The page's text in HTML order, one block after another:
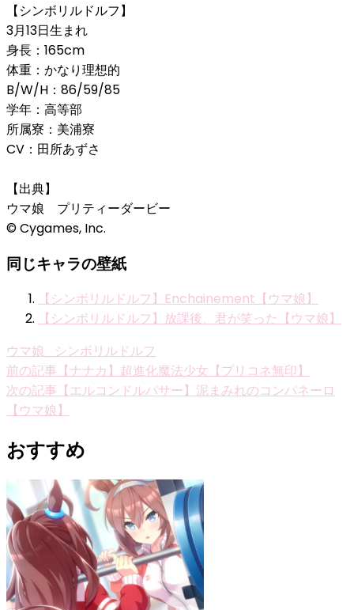
【シンボリルドルフ】
3月13日生まれ
身長：165cm
体重：かなり理想的
B/W/H：86/59/85
学年：高等部
所属寮：美浦寮
CV：田所あずさ
【出典】
ウマ娘 プリティーダービー
© Cygames, Inc.
同じキャラの壁紙
【シンボリルドルフ】Enchainement【ウマ娘】
【シンボリルドルフ】放課後、君が笑った【ウマ娘】
ウマ娘_シンボリルドルフ
投
稿
ビ
ゲ
ー
シ
ョ
ン
前の記事 【ナナカ】超進化魔法少女【プリコネ無印】
次の記事 【エルコンドルパサー】泥まみれのコンパネーロ
【ウマ娘】
おすすめ